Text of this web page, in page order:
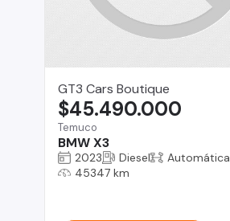
GT3 Cars Boutique
Temuco
BMW X3
$45.490.000
2023 Diesel
Automática
45347 km